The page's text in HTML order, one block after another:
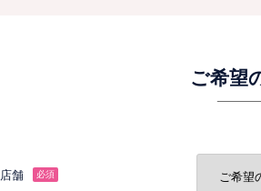
ご希望
店舗 必須